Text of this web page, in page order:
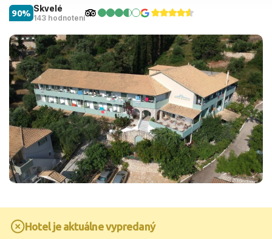
Skvelé
143 hodnotení
90%
Hotel je aktuálne vypredaný